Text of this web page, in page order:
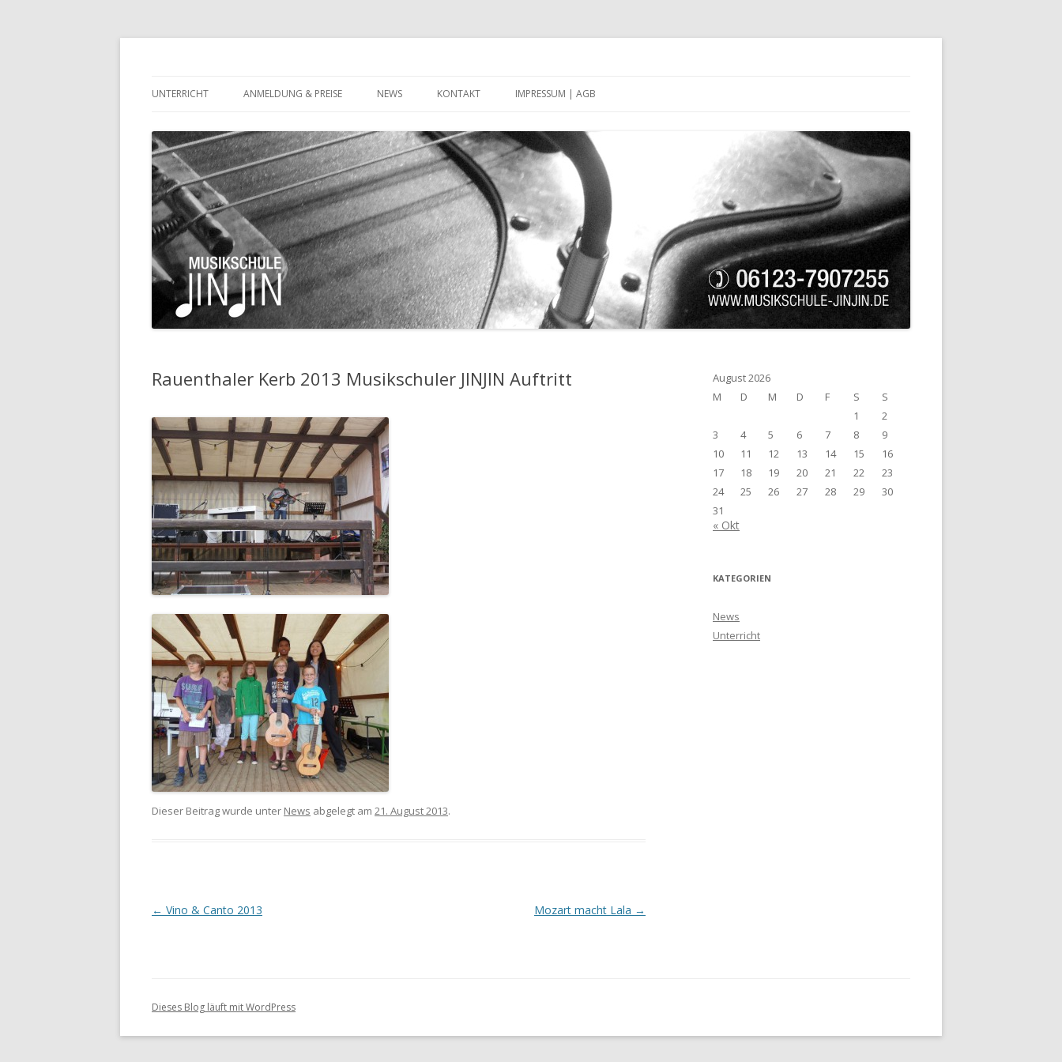
UNTERRICHT ANMELDUNG & PREISE NEWS KONTAKT IMPRESSUM | AGB
Rauenthaler Kerb 2013 Musikschuler JINJIN Auftritt
Dieser Beitrag wurde unter News abgelegt am 21. August 2013.
Artikel-Navigation
← Vino & Canto 2013 Mozart macht Lala →
August 2026
M
D M D F S
S
1
2
3
4 5 6 7 8
9
10
11 12 13 14 15
16
17
18 19 20 21 22
23
24
25 26 27 28 29
30
31
« Okt
KATEGORIEN
News
Unterricht
Dieses Blog läuft mit WordPress